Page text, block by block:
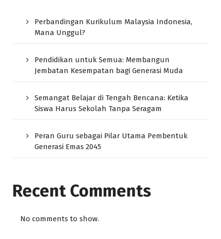
Perbandingan Kurikulum Malaysia Indonesia,
Mana Unggul?
Pendidikan untuk Semua: Membangun
Jembatan Kesempatan bagi Generasi Muda
Semangat Belajar di Tengah Bencana: Ketika
Siswa Harus Sekolah Tanpa Seragam
Peran Guru sebagai Pilar Utama Pembentuk
Generasi Emas 2045
Recent Comments
No comments to show.